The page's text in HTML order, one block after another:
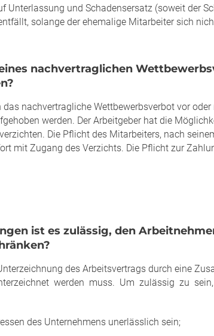
Unterlassung und Schadensersatz (soweit der
solange der ehemalige Mitarbeiter sich
nachvertraglichen
nachvertragliche Wettbewerbsverbot vor
werden. Der Arbeitgeber hat die
Die Pflicht des Mitarbeiters, nach
mit Zugang des Verzichts. Die Pflicht zur
ist es zulässig, den
des Arbeitsvertrags durch eine
werden muss. Um zulässig zu sein,
des Unternehmens unerlässlich sein;